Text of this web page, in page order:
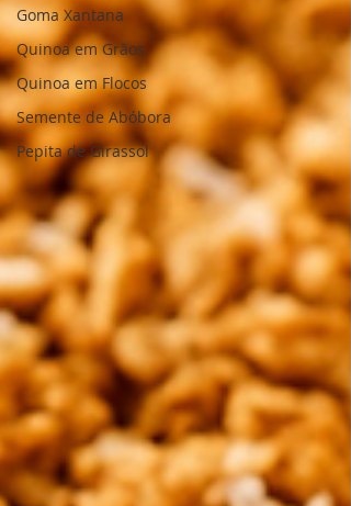
Goma Xantana
Quinoa em Grãos
Quinoa em Flocos
Semente de Abóbora
Pepita de Girassol